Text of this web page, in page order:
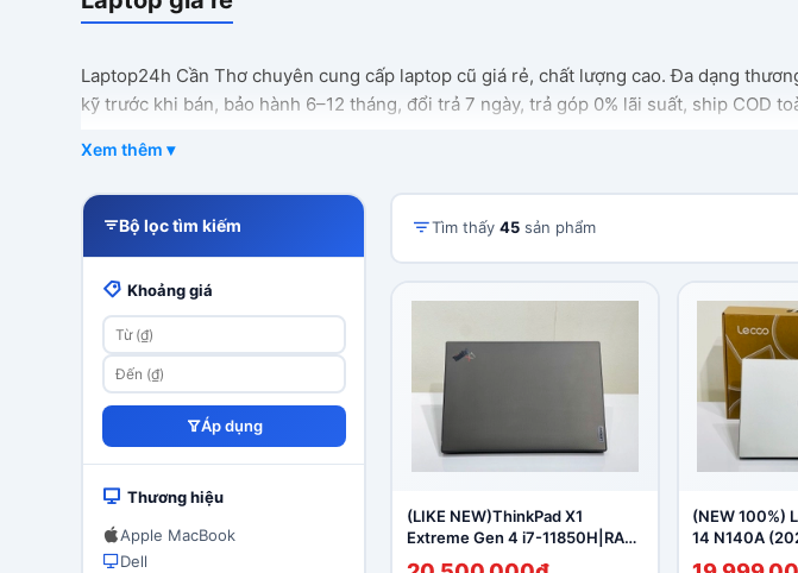
Laptop24h Cần Thơ chuyên cung cấp laptop cũ giá rẻ, chất lượng cao. Đa dạng
kỹ trước khi bán, bảo hành 6–12 tháng, đổi trả 7 ngày, trả góp 0% lãi suất, ship COD
Xem thêm ▾
Bộ lọc tìm kiếm
Khoảng giá
Áp dụng
Thương hiệu
Apple MacBook
Dell
Tìm thấy 45sản phẩm
(LIKE NEW)ThinkPad X1
Extreme Gen 4 i7-11850H|RAM
16GB|SSD 512GB|Nvidia RTX
(NEW 100%)
14 N140A
12GB,